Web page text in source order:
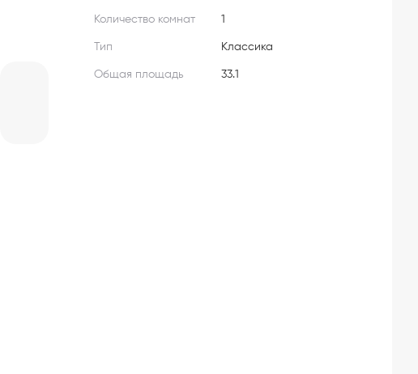
Количество комнат 1
Тип Классика
Общая площадь 33.1